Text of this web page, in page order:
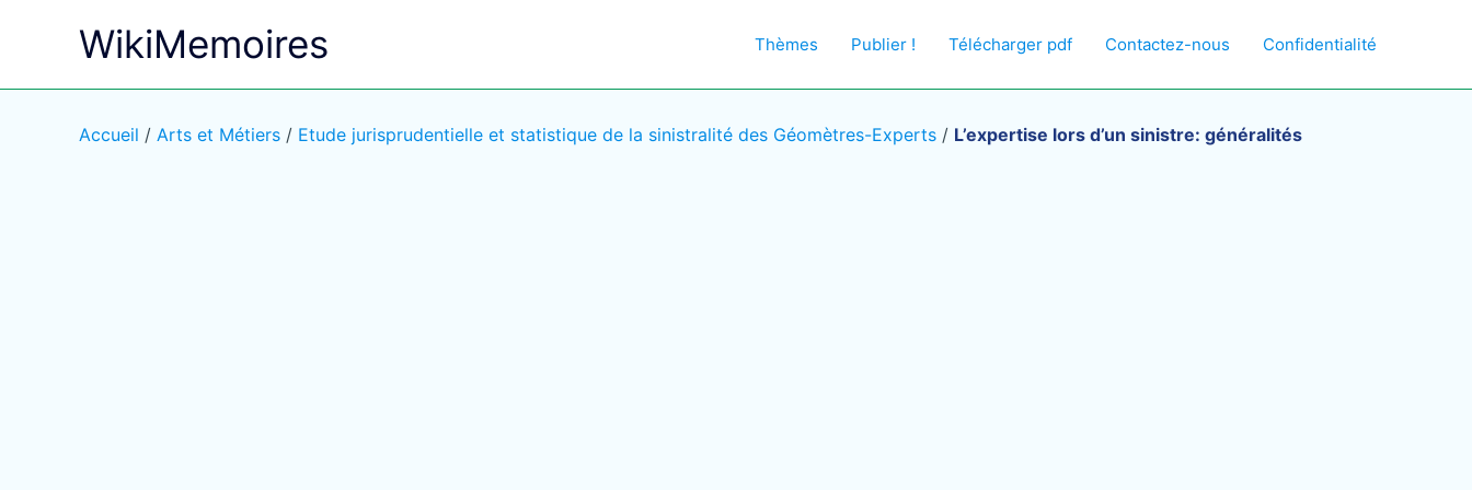
WikiMemoires Thèmes Publier ! Télécharger pdf Contactez-nous Confidentialité
Accueil / Arts et Métiers / Etude jurisprudentielle et statistique de la sinistralité des Géomètres-Experts / L’expertise lors d’un sinistre: généralités